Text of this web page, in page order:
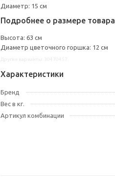
Диаметр: 15 см
Подробнее о размере товара
Высота: 63 см
Диаметр цветочного горшка: 12 см
Характеристики
Бренд
Вес в кг.
Артикул комбинации